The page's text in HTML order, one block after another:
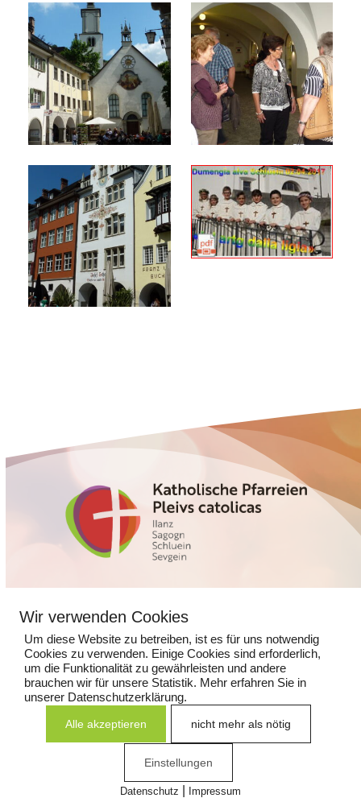
7130 Ilanz
081 925 14 13
kathpfarramtilanz@kns.ch
Datenschutz
Wir verwenden Cookies
Um diese Website zu betreiben, ist es für uns notwendig
Cookies zu verwenden. Einige Cookies sind erforderlich,
um die Funktionalität zu gewährleisten und andere
brauchen wir für unsere Statistik. Mehr erfahren Sie in
unserer Datenschutzerklärung.
Alle akzeptieren nicht mehr als nötig
Einstellungen
Datenschutz Impressum